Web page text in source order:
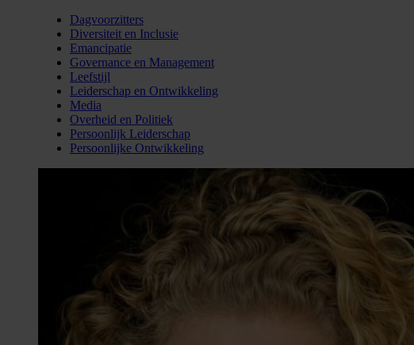
Dagvoorzitters
Diversiteit en Inclusie
Emancipatie
Governance en Management
Leefstijl
Leiderschap en Ontwikkeling
Media
Overheid en Politiek
Persoonlijk Leiderschap
Persoonlijke Ontwikkeling